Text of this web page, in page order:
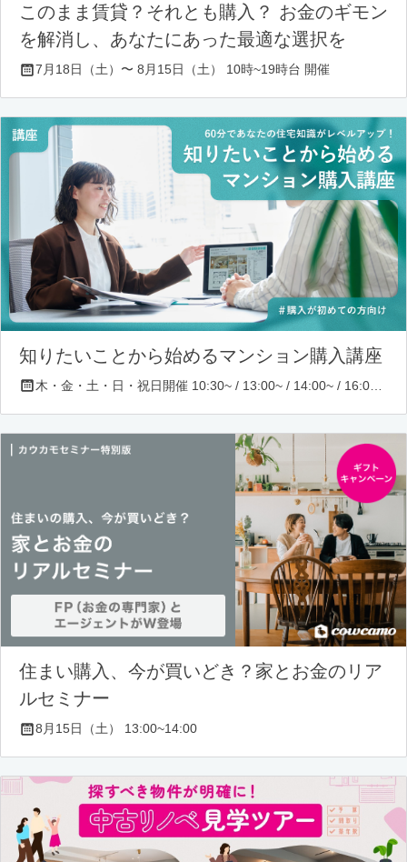
このまま賃貸？それとも購入？ お金のギモン
を解消し、あなたにあった最適な選択を
7月18日（土）〜 8月15日（土） 10時~19時台 開催
知りたいことから始めるマンション購入講座
住まい購入、今が買いどき？家とお金のリア
ルセミナー
8月15日（土） 13:00~14:00